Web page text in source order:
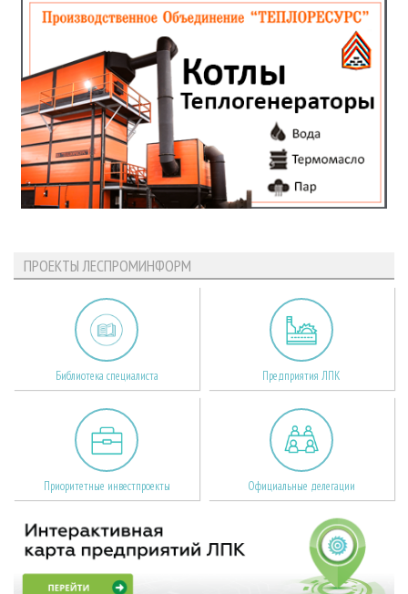
ПРОЕКТЫ ЛЕСПРОМИНФОРМ
Библиотека специалиста Предприятия ЛПК
Приоритетные инвестпроекты Официальные делегации